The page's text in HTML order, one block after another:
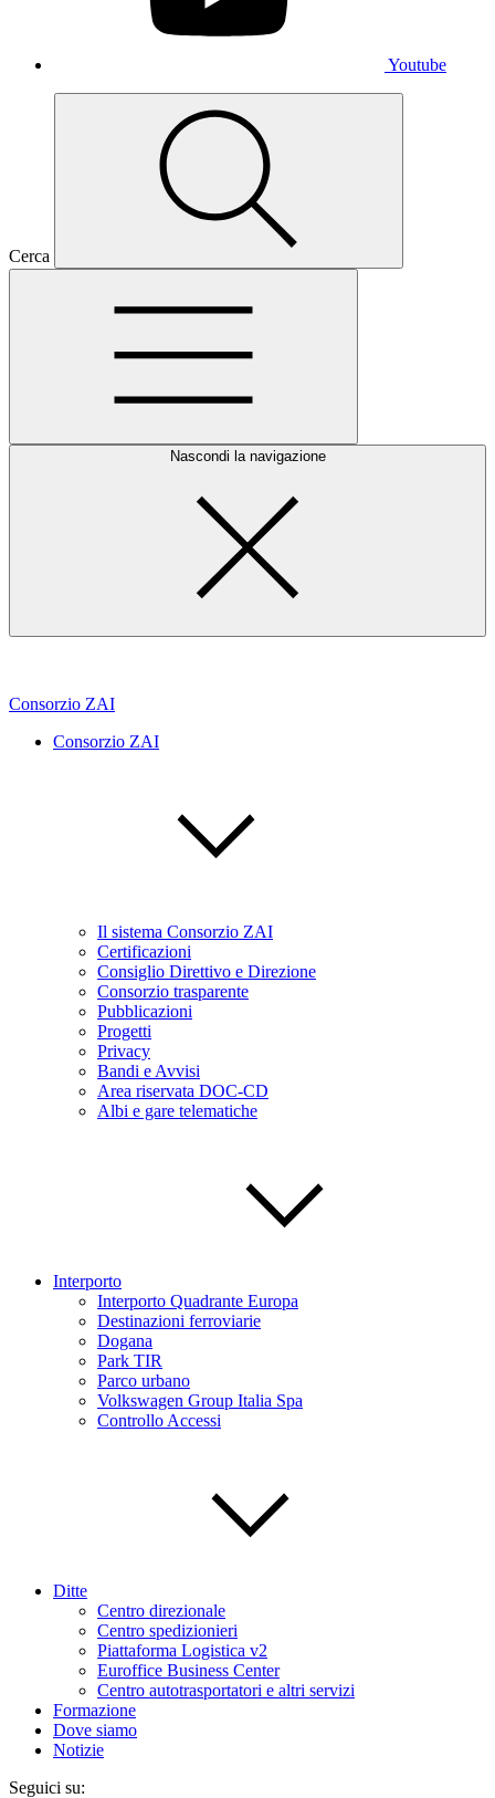
Youtube
Cerca
Nascondi la navigazione
Consorzio ZAI
Consorzio ZAI
Il sistema Consorzio ZAI
Certificazioni
Consiglio Direttivo e Direzione
Consorzio trasparente
Pubblicazioni
Progetti
Privacy
Bandi e Avvisi
Area riservata DOC-CD
Albi e gare telematiche
Interporto
Interporto Quadrante Europa
Destinazioni ferroviarie
Dogana
Park TIR
Parco urbano
Volkswagen Group Italia Spa
Controllo Accessi
Ditte
Centro direzionale
Centro spedizionieri
Piattaforma Logistica v2
Euroffice Business Center
Centro autotrasportatori e altri servizi
Formazione
Dove siamo
Notizie
Seguici su: